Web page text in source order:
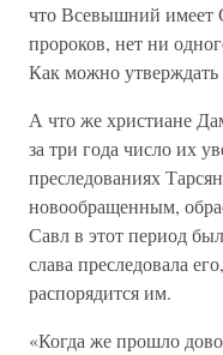
что Всевышний имеет
пророков, нет ни
Как можно утверждать
А что же христиане
за три года число их
преследованиях
новообращенным,
Савл в этот период
слава преследовала
распорядится им.
«Когда же прошло